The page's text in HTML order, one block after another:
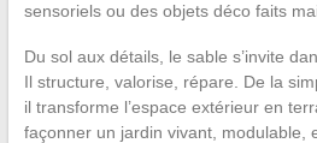
sensoriels ou des objets déco faits
Du sol aux détails, le sable s’invite
Il structure, valorise, répare. De la
il transforme l’espace extérieur en
façonner un jardin vivant, modulable,